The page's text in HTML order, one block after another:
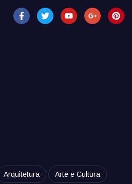
Arquitetura Arte e Cultura